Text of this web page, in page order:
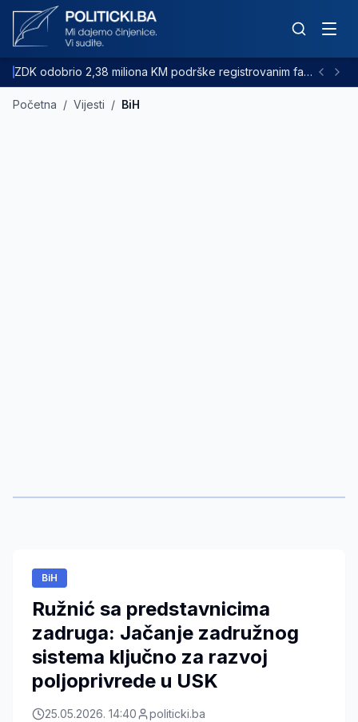
ZDK odobrio 2,38 miliona KM podrške registrovanim farmama goveda
Početna / Vijesti / BiH
BiH
Ružnić sa predstavnicima
zadruga: Jačanje zadružnog
sistema ključno za razvoj
poljoprivrede u USK
25.05.2026. 14:40 politicki.ba